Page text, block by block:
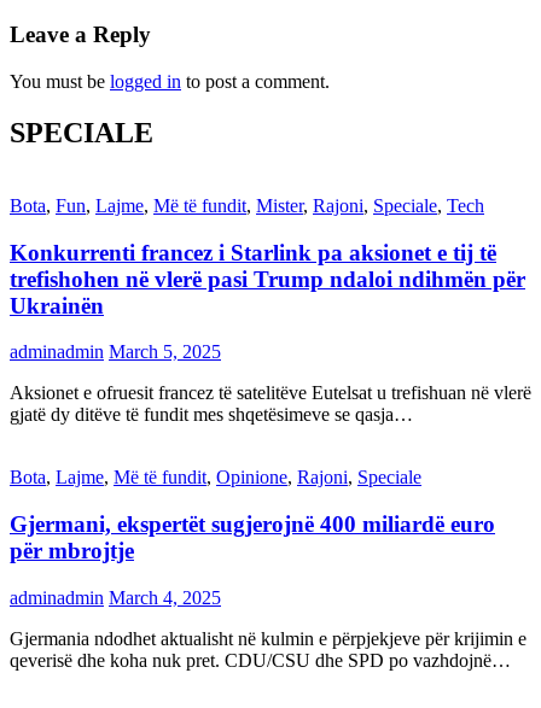
Leave a Reply
You must be logged in to post a comment.
SPECIALE
Bota, Fun, Lajme, Më të fundit, Mister, Rajoni, Speciale, Tech
Konkurrenti francez i Starlink pa aksionet e tij të
trefishohen në vlerë pasi Trump ndaloi ndihmën për
Ukrainën
adminadmin March 5, 2025
Aksionet e ofruesit francez të satelitëve Eutelsat u trefishuan në vlerë
gjatë dy ditëve të fundit mes shqetësimeve se qasja…
Bota, Lajme, Më të fundit, Opinione, Rajoni, Speciale
Gjermani, ekspertët sugjerojnë 400 miliardë euro
për mbrojtje
adminadmin March 4, 2025
Gjermania ndodhet aktualisht në kulmin e përpjekjeve për krijimin e
qeverisë dhe koha nuk pret. CDU/CSU dhe SPD po vazhdojnë…